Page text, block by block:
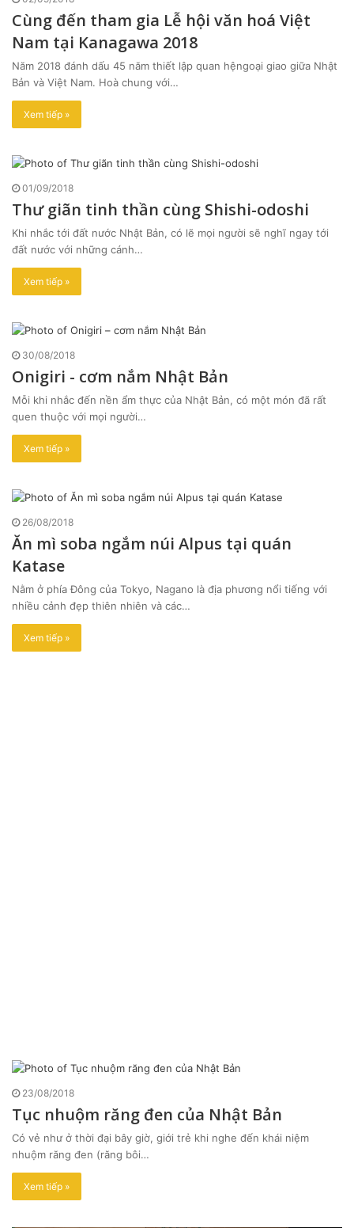
Cùng đến tham gia Lễ hội văn hoá Việt
Nam tại Kanagawa 2018
Năm 2018 đánh dấu 45 năm thiết lập quan hệngoại giao giữa Nhật
Bản và Việt Nam. Hoà chung với…
Xem tiếp »
01/09/2018
Thư giãn tinh thần cùng Shishi-odoshi
Khi nhắc tới đất nước Nhật Bản, có lẽ mọi người sẽ nghĩ ngay tới
đất nước với những cánh…
Xem tiếp »
30/08/2018
Onigiri - cơm nắm Nhật Bản
Mỗi khi nhắc đến nền ẩm thực của Nhật Bản, có một món đã rất
quen thuộc với mọi người…
Xem tiếp »
26/08/2018
Ăn mì soba ngắm núi Alpus tại quán
Katase
Nằm ở phía Đông của Tokyo, Nagano là địa phương nổi tiếng với
nhiều cảnh đẹp thiên nhiên và các…
Xem tiếp »
23/08/2018
Tục nhuộm răng đen của Nhật Bản
Có vẻ như ở thời đại bây giờ, giới trẻ khi nghe đến khái niệm
nhuộm răng đen (răng bôi…
Xem tiếp »